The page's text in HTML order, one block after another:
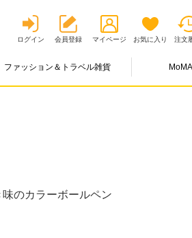
ログイン 会員登録 マイページ お気に入り 注文
ファッション＆トラベル雑貨
のカラーボールペン